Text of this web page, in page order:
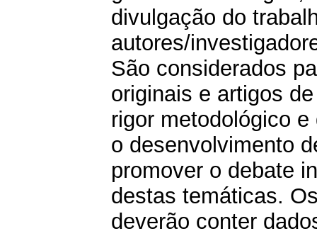
divulgação do
autores/
São considerados
originais e artigos
rigor metodológico
o desenvolvimento
promover o debate
destas temáticas.
deverão conter